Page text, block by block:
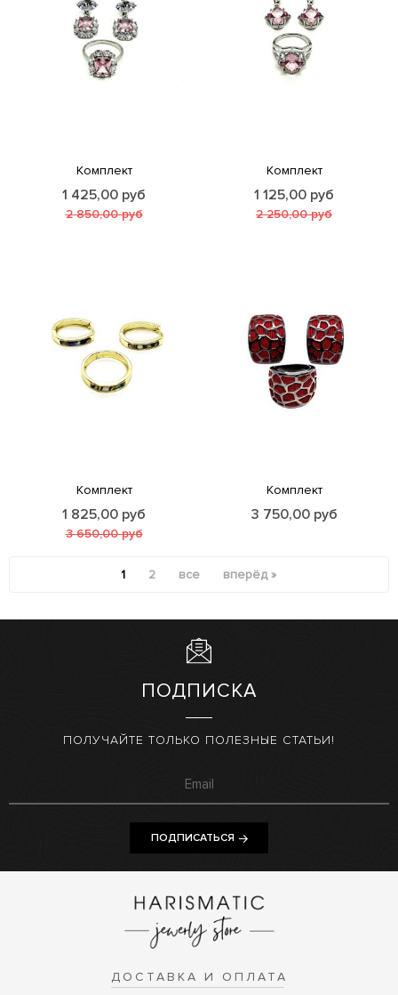
Комплект
1 425,00 руб
2 850,00 руб
Комплект
1 125,00 руб
2 250,00 руб
Комплект
1 825,00 руб
3 650,00 руб
Комплект
3 750,00 руб
1 2 все вперёд »
ПОДПИСКА
ПОЛУЧАЙТЕ ТОЛЬКО ПОЛЕЗНЫЕ СТАТЬИ!
ПОДПИСАТЬСЯ
ДОСТАВКА И ОПЛАТА